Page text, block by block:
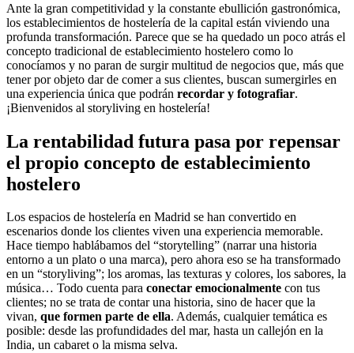
Ante la gran competitividad y la constante ebullición gastronómica,
los establecimientos de hostelería de la capital están viviendo una
profunda transformación. Parece que se ha quedado un poco atrás el
concepto tradicional de establecimiento hostelero como lo
conocíamos y no paran de surgir multitud de negocios que, más que
tener por objeto dar de comer a sus clientes, buscan sumergirles en
una experiencia única que podrán recordar y fotografiar.
¡Bienvenidos al storyliving en hostelería!
La rentabilidad futura pasa por repensar
el propio concepto de establecimiento
hostelero
Los espacios de hostelería en Madrid se han convertido en
escenarios donde los clientes viven una experiencia memorable.
Hace tiempo hablábamos del “storytelling” (narrar una historia
entorno a un plato o una marca), pero ahora eso se ha transformado
en un “storyliving”; los aromas, las texturas y colores, los sabores, la
música… Todo cuenta para conectar emocionalmente con tus
clientes; no se trata de contar una historia, sino de hacer que la
vivan, que formen parte de ella. Además, cualquier temática es
posible: desde las profundidades del mar, hasta un callejón en la
India, un cabaret o la misma selva.